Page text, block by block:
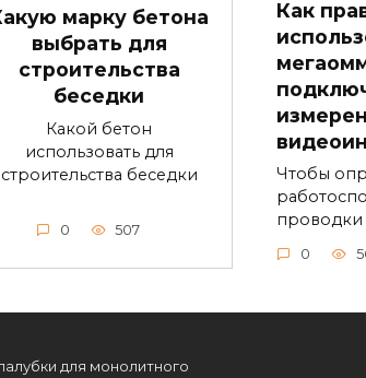
марку бетона
выбрать для
строительства
беседки
Какой бетон
использовать для
строительства беседки
0 507
Как
Чтобы
проводки
0
для монолитного